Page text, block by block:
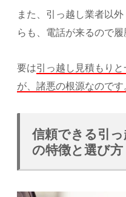
また、引っ越し業者以
らも、電話が来るので
要は引っ越し見積もり
が、諸悪の根源なのです
信頼できる引
の特徴と選び方